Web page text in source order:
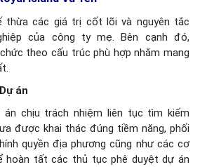
thừa các giá trị cốt lõi và nguyên tắc
của công ty mẹ. Bên cạnh đó,
theo cấu trúc phù hợp nhằm mang
án
án chịu trách nhiệm liên tục tìm kiếm
được khai thác đúng tiềm năng, phối
quyền địa phương cũng như các cơ
hoàn tất các thủ tục phê duyệt dự án